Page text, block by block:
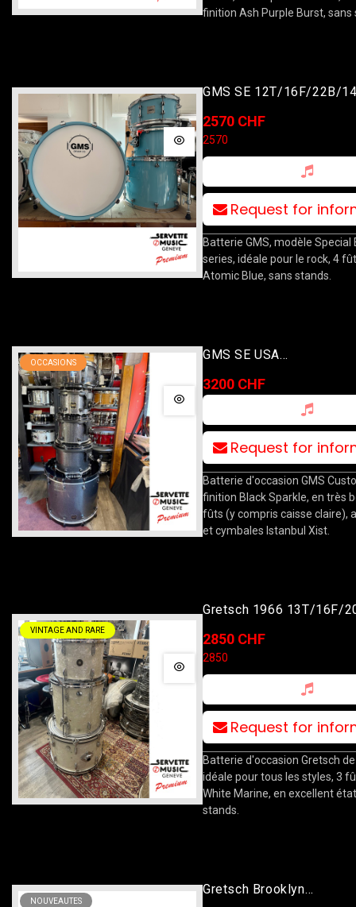
finition Ash Purple Burst, sans
GMS SE 12T/16F/22B/
2570 CHF
2570
Request for
Batterie GMS, modèle Special
series, idéale pour le rock, 4
Atomic Blue, sans stands.
OCCASIONS
GMS SE USA
Sparkle Avec Stands Et
3200 CHF
Request for
Batterie d'occasion GMS
finition Black Sparkle, en très
fûts (y compris caisse claire),
et cymbales Istanbul Xist.
VINTAGE AND RARE
Gretsch 1966 13T/16F/
2850 CHF
2850
Request for
Batterie d'occasion Gretsch
idéale pour tous les styles, 3
White Marine, en excellent
stands.
NOUVEAUTES
Gretsch Brooklyn